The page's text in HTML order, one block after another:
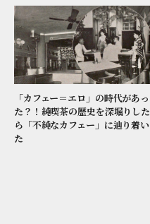
「カフェー＝エロ」の時代があっ
た？！純喫茶の歴史を深堀りした
ら「不純なカフェー」に辿り着い
た